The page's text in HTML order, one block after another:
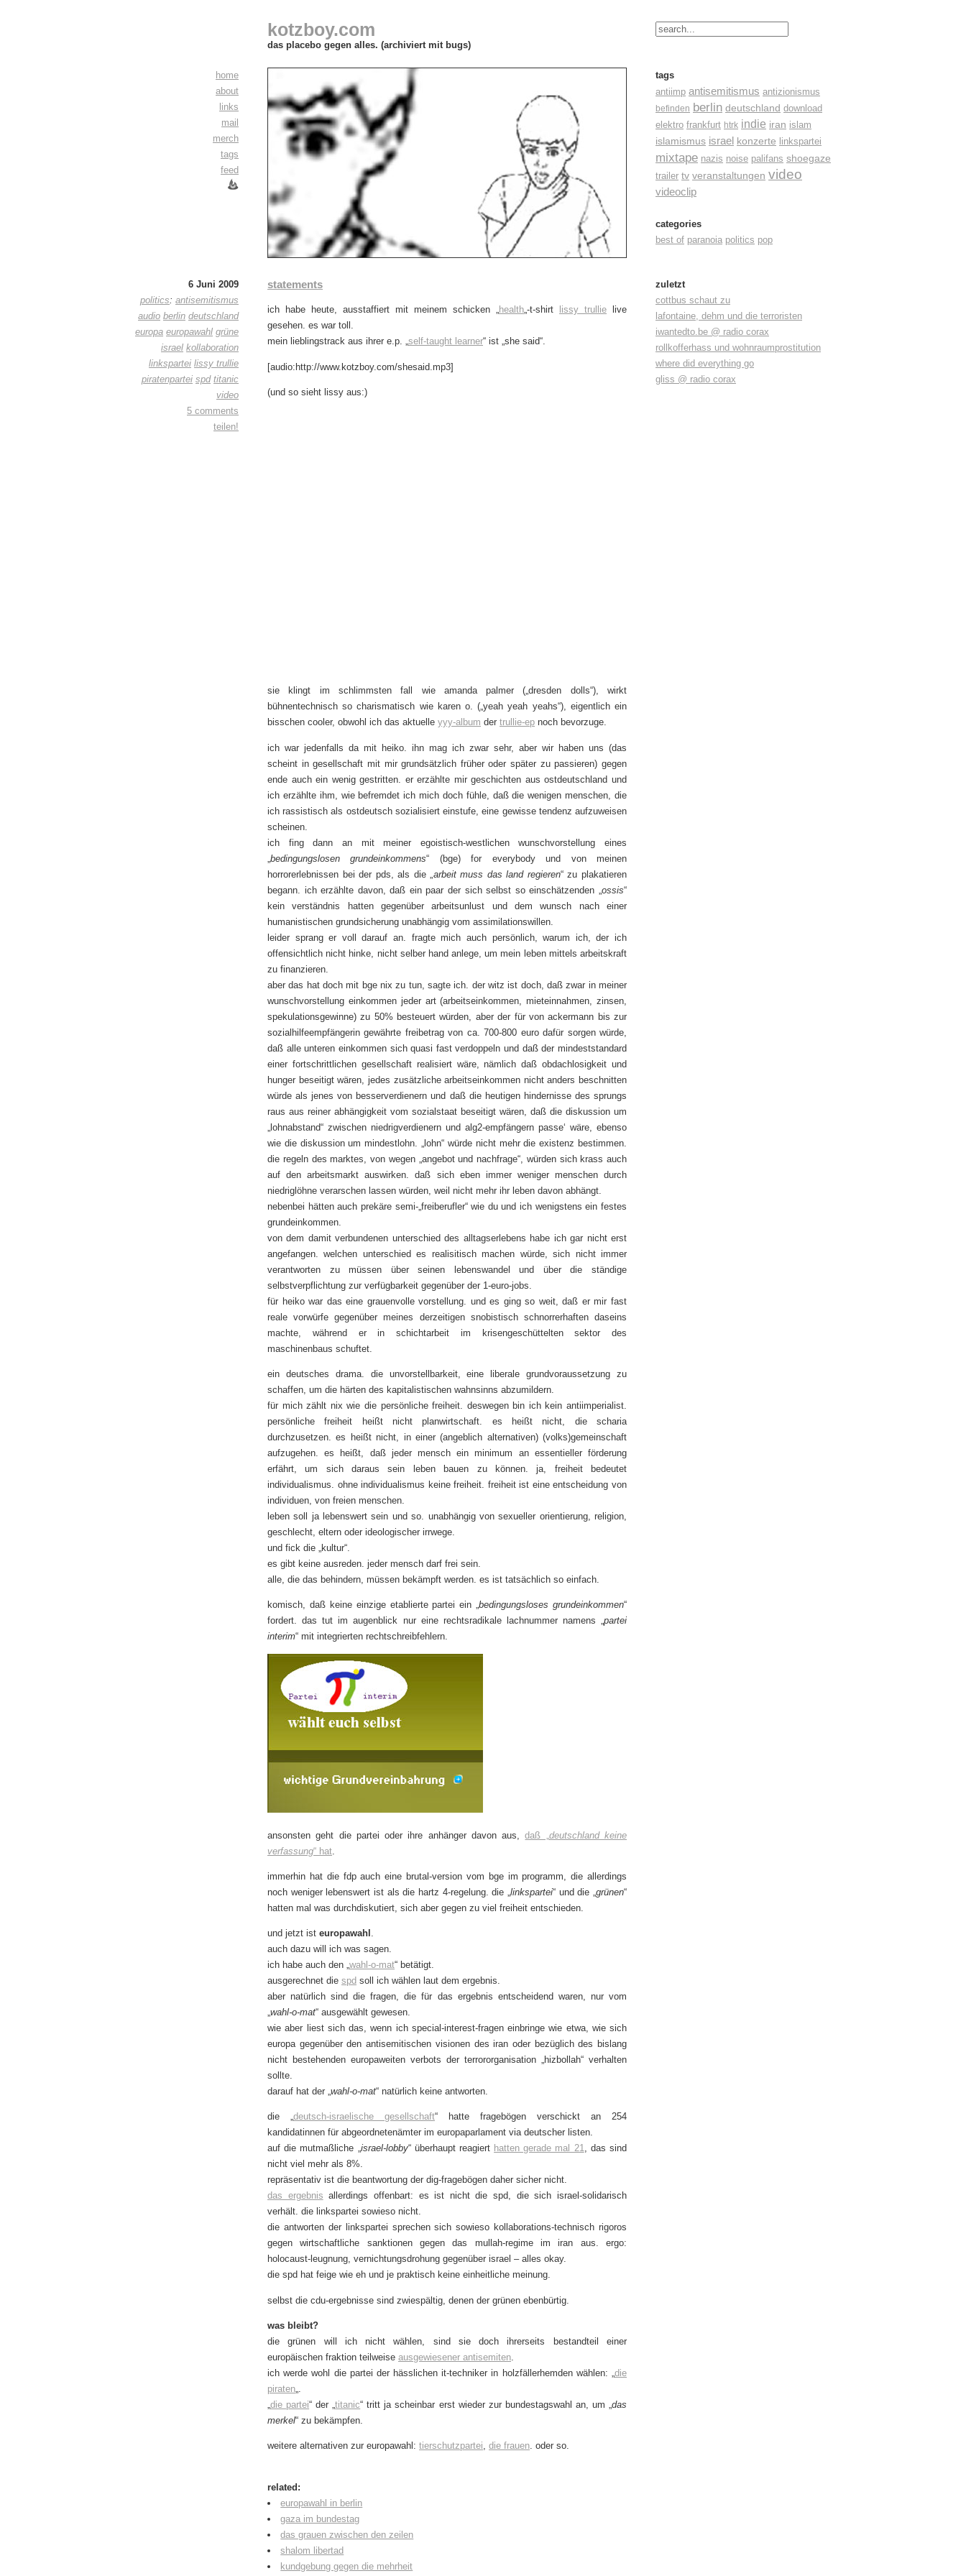
kotzboy.com
das placebo gegen alles. (archiviert mit bugs)
home
about
links
mail
merch
tags
feed
tags
antiimp antisemitismus antizionismus
befinden berlin deutschland download
elektro frankfurt htrk indie iran islam
islamismus israel konzerte linkspartei
mixtape nazis noise palifans shoegaze
trailer tv veranstaltungen video
videoclip
categories
best of paranoia politics pop
6 Juni 2009
politics: antisemitismus
audio berlin deutschland
europa europawahl grüne
israel kollaboration
linkspartei lissy trullie
piratenpartei spd titanic
video
5 comments
teilen!
statements
ich habe heute, ausstaffiert mit meinem schicken „health„-t-shirt lissy trullie live
gesehen. es war toll.
mein lieblingstrack aus ihrer e.p. „self-taught learner“ ist „she said“.
[audio:http://www.kotzboy.com/shesaid.mp3]
(und so sieht lissy aus:)
sie klingt im schlimmsten fall wie amanda palmer („dresden dolls“), wirkt
bühnentechnisch so charismatisch wie karen o. („yeah yeah yeahs“), eigentlich ein
bisschen cooler, obwohl ich das aktuelle yyy-album der trullie-ep noch bevorzuge.
ich war jedenfalls da mit heiko. ihn mag ich zwar sehr, aber wir haben uns (das
scheint in gesellschaft mit mir grundsätzlich früher oder später zu passieren) gegen
ende auch ein wenig gestritten. er erzählte mir geschichten aus ostdeutschland und
ich erzählte ihm, wie befremdet ich mich doch fühle, daß die wenigen menschen, die
ich rassistisch als ostdeutsch sozialisiert einstufe, eine gewisse tendenz aufzuweisen
scheinen.
ich fing dann an mit meiner egoistisch-westlichen wunschvorstellung eines
bedingungslosen grundeinkommens“ (bge) for everybody und von meinen
horrorerlebnissen bei der pds, als die „ arbeit muss das land regieren“ zu plakatieren
begann. ich erzählte davon, daß ein paar der sich selbst so einschätzenden „ ossis“
kein verständnis hatten gegenüber arbeitsunlust und dem wunsch nach einer
humanistischen grundsicherung unabhängig vom assimilationswillen.
leider sprang er voll darauf an. fragte mich auch persönlich, warum ich, der ich
offensichtlich nicht hinke, nicht selber hand anlege, um mein leben mittels arbeitskraft
zu finanzieren.
aber das hat doch mit bge nix zu tun, sagte ich. der witz ist doch, daß zwar in meiner
wunschvorstellung einkommen jeder art (arbeitseinkommen, mieteinnahmen, zinsen,
spekulationsgewinne) zu 50% besteuert würden, aber der für von ackermann bis zur
sozialhilfeempfängerin gewährte freibetrag von ca. 700-800 euro dafür sorgen würde,
daß alle unteren einkommen sich quasi fast verdoppeln und daß der mindeststandard
einer fortschrittlichen gesellschaft realisiert wäre, nämlich daß obdachlosigkeit und
hunger beseitigt wären, jedes zusätzliche arbeitseinkommen nicht anders beschnitten
würde als jenes von besserverdienern und daß die heutigen hindernisse des sprungs
raus aus reiner abhängigkeit vom sozialstaat beseitigt wären, daß die diskussion um
„lohnabstand“ zwischen niedrigverdienern und alg2-empfängern passe‘ wäre, ebenso
wie die diskussion um mindestlohn. „lohn“ würde nicht mehr die existenz bestimmen.
die regeln des marktes, von wegen „angebot und nachfrage“, würden sich krass auch
auf den arbeitsmarkt auswirken. daß sich eben immer weniger menschen durch
niedriglöhne verarschen lassen würden, weil nicht mehr ihr leben davon abhängt.
nebenbei hätten auch prekäre semi-„freiberufler“ wie du und ich wenigstens ein festes
grundeinkommen.
von dem damit verbundenen unterschied des alltagserlebens habe ich gar nicht erst
angefangen. welchen unterschied es realisitisch machen würde, sich nicht immer
verantworten zu müssen über seinen lebenswandel und über die ständige
selbstverpflichtung zur verfügbarkeit gegenüber der 1-euro-jobs.
für heiko war das eine grauenvolle vorstellung. und es ging so weit, daß er mir fast
reale vorwürfe gegenüber meines derzeitigen snobistisch schnorrerhaften daseins
machte, während er in schichtarbeit im krisengeschüttelten sektor des
maschinenbaus schuftet.
ein deutsches drama. die unvorstellbarkeit, eine liberale grundvoraussetzung zu
schaffen, um die härten des kapitalistischen wahnsinns abzumildern.
für mich zählt nix wie die persönliche freiheit. deswegen bin ich kein antiimperialist.
persönliche freiheit heißt nicht planwirtschaft. es heißt nicht, die scharia
durchzusetzen. es heißt nicht, in einer (angeblich alternativen) (volks)gemeinschaft
aufzugehen. es heißt, daß jeder mensch ein minimum an essentieller förderung
erfährt, um sich daraus sein leben bauen zu können. ja, freiheit bedeutet
individualismus. ohne individualismus keine freiheit. freiheit ist eine entscheidung von
individuen, von freien menschen.
leben soll ja lebenswert sein und so. unabhängig von sexueller orientierung, religion,
geschlecht, eltern oder ideologischer irrwege.
und fick die „kultur“.
es gibt keine ausreden. jeder mensch darf frei sein.
alle, die das behindern, müssen bekämpft werden. es ist tatsächlich so einfach.
komisch, daß keine einzige etablierte partei ein „bedingungsloses grundeinkommen“
fordert. das tut im augenblick nur eine rechtsradikale lachnummer namens „partei
interim“ mit integrierten rechtschreibfehlern.
ansonsten geht die partei oder ihre anhänger davon aus,daß „ deutschland keine
verfassung“ hat
immerhin hat die fdp auch eine brutal-version vom bge im programm, die allerdings
noch weniger lebenswert ist als die hartz 4-regelung. die „ linkspartei“ und die „ grünen“
hatten mal was durchdiskutiert, sich aber gegen zu viel freiheit entschieden.
und jetzt ist europawahl .
auch dazu will ich was sagen.
ich habe auch den „wahl-o-mat“ betätigt.
ausgerechnet die spd soll ich wählen laut dem ergebnis.
aber natürlich sind die fragen, die für das ergebnis entscheidend waren, nur vom
„wahl-o-mat“ ausgewählt gewesen.
wie aber liest sich das, wenn ich special-interest-fragen einbringe wie etwa, wie sich
europa gegenüber den antisemitischen visionen des iran oder bezüglich des bislang
nicht bestehenden europaweiten verbots der terrororganisation „hizbollah“ verhalten
sollte.
darauf hat der „wahl-o-mat“ natürlich keine antworten.
die „deutsch-israelische gesellschaft“ hatte fragebögen verschickt an 254
kandidatinnen für abgeordnetenämter im europaparlament via deutscher listen.
auf die mutmaßliche „israel-lobby“ überhaupt reagiert hatten gerade mal 21, das sind
nicht viel mehr als 8%.
repräsentativ ist die beantwortung der dig-fragebögen daher sicher nicht.
das ergebnis allerdings offenbart: es ist nicht die spd, die sich israel-solidarisch
verhält. die linkspartei sowieso nicht.
die antworten der linkspartei sprechen sich sowieso kollaborations-technisch rigoros
gegen wirtschaftliche sanktionen gegen das mullah-regime im iran aus. ergo:
holocaust-leugnung, vernichtungsdrohung gegenüber israel – alles okay.
die spd hat feige wie eh und je praktisch keine einheitliche meinung.
selbst die cdu-ergebnisse sind zwiespältig, denen der grünen ebenbürtig.
was bleibt?
die grünen will ich nicht wählen, sind sie doch ihrerseits bestandteil einer
europäischen fraktion teilweise ausgewiesener antisemiten
ich werde wohl die partei der hässlichen it-techniker in holzfällerhemden wählen: „ die
piraten
die partei“ der „titanic“ tritt ja scheinbar erst wieder zur bundestagswahl an, um „das
merkel“ zu bekämpfen.
weitere alternativen zur europawahl: tierschutzpartei, die frauen. oder so.
related:
europawahl in berlin
gaza im bundestag
das grauen zwischen den zeilen
shalom libertad
kundgebung gegen die mehrheit
zuletzt
cottbus schaut zu
lafontaine, dehm und die terroristen
iwantedto.be @ radio corax
rollkofferhass und wohnraumprostitution
where did everything go
gliss @ radio corax